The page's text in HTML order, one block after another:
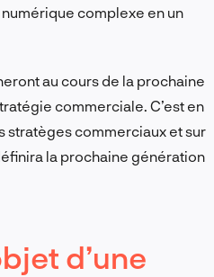
complexe en un
au cours de la prochaine
commerciale. C’est en
stratèges commerciaux et sur
la prochaine génération
d’une